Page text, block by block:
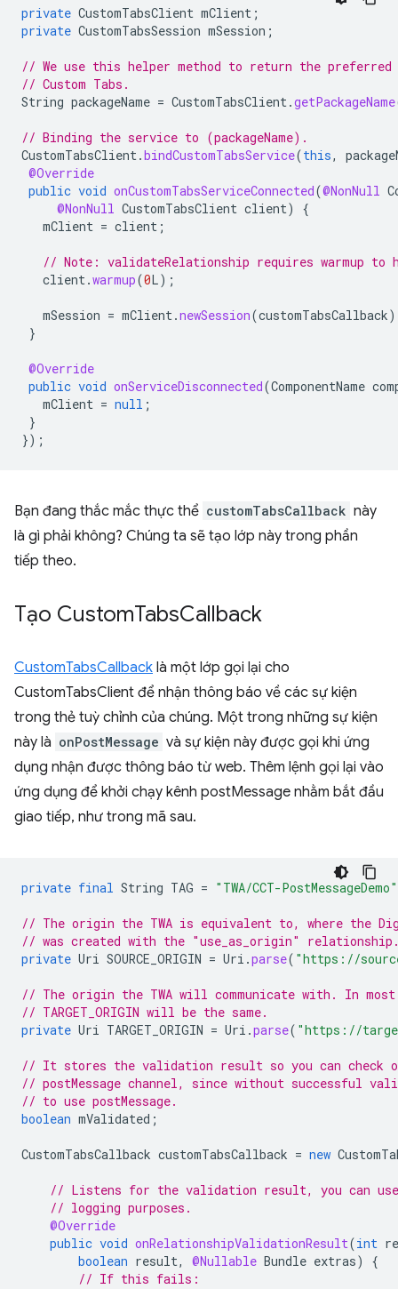
private CustomTabsClient mClient ;
private CustomTabsSession mSession ;
// We use this helper method to return the preferred
// Custom Tabs.
String packageName = CustomTabsClient.getPackageName
// Binding the service to (packageName).
CustomTabsClient.bindCustomTabsService(this,
@Override
public void onCustomTabsServiceConnected(@NonNull
@NonNull CustomTabsClient client)
{
mClient = client ;
// Note: validateRelationship requires warmup to
client.warmup(0L);
mSession = mClient.newSession(customTabsCallback
}
@Override
public void onServiceDisconnected(ComponentName
mClient = null ;
}
});
Bạn đang thắc mắc thực thể customTabsCallback này
là gì phải không? Chúng ta sẽ tạo lớp này trong phần
tiếp theo.
Tạo CustomTabsCallback
CustomTabsCallback là một lớp gọi lại cho
CustomTabsClient để nhận thông báo về các sự kiện
trong thẻ tuỳ chỉnh của chúng. Một trong những sự kiện
này là onPostMessage và sự kiện này được gọi khi ứng
dụng nhận được thông báo từ web. Thêm lệnh gọi lại vào
ứng dụng để khởi chạy kênh postMessage nhằm bắt đầu
giao tiếp, như trong mã sau.
private final String TAG = "TWA/CCT-PostMessageDemo"
// The origin the TWA is equivalent to, where the
// was created with the "use_as_origin"
private Uri SOURCE_ORIGIN = Uri .parse( "https://
// The origin the TWA will communicate with. In most
// TARGET_ORIGIN will be the same.
private Uri TARGET_ORIGIN = Uri .parse( "https://
// It stores the validation result so you can check
// postMessage channel, since without successful
// to use postMessage.
boolean mValidated ;
CustomTabsCallback customTabsCallback = new
// Listens for the validation result, you can
// logging purposes.
@Override
public void onRelationshipValidationResult(int
boolean result, @Nullable Bundle extras)
{
// If this fails: